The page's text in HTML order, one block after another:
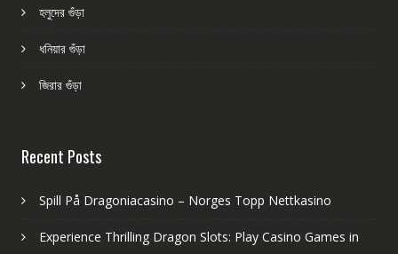
হলুদের গুঁড়া
ধনিয়ার গুঁড়া
জিরার গুঁড়া
Recent Posts
Spill På Dragoniacasino – Norges Topp Nettkasino
Experience Thrilling Dragon Slots: Play Casino Games in